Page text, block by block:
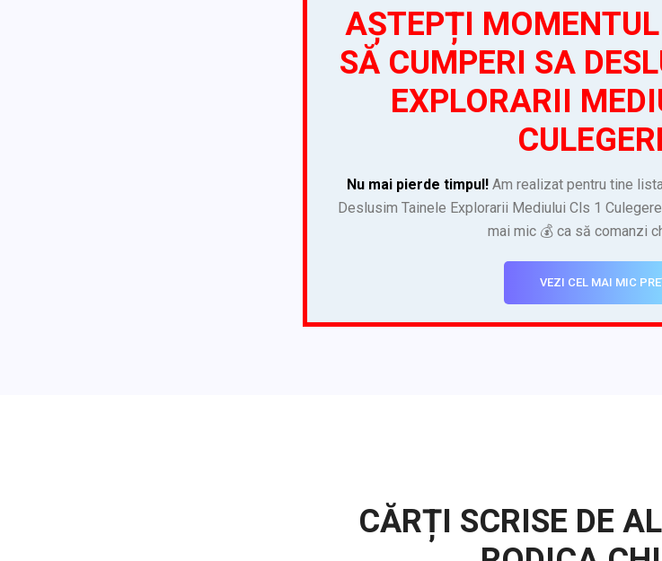
AȘTEPȚI
SĂ CUMPERI SA
EXPLORARII
Nu mai pierde timpul!Am realizat pentru tine
Deslusim Tainele Explorarii Mediului Cls 1
mai mic 💰 ca să comanzi
VEZI CEL MAI MIC
CĂRȚI SCRISE DE